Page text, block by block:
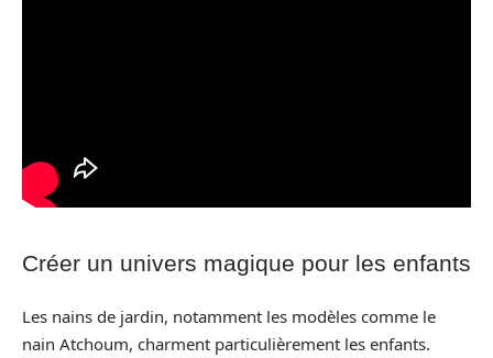
Créer un univers magique pour les enfants
Les nains de jardin, notamment les modèles comme le
nain Atchoum, charment particulièrement les enfants.